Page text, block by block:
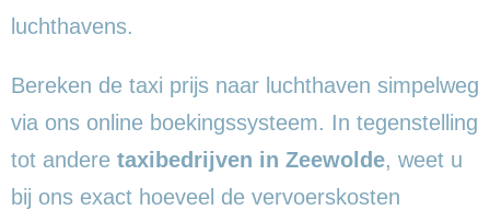
luchthavens.
Bereken de taxi prijs naar luchthaven simpelweg
via ons online boekingssysteem. In tegenstelling
tot andere taxibedrijven in Zeewolde, weet u
bij ons exact hoeveel de vervoerskosten